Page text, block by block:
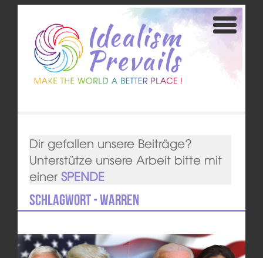
Dir gefallen unsere Beiträge?
Unterstütze unsere Arbeit bitte mit
einer SPENDE
Schlagwort - Warren